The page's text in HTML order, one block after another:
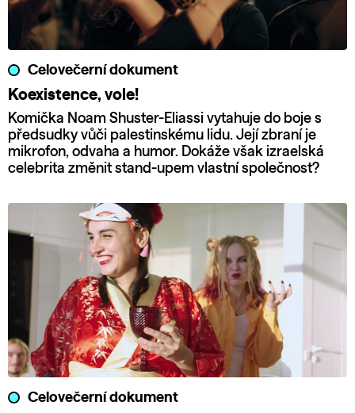
Celovečerní dokument
Koexistence, vole!
Komička Noam Shuster-Eliassi vytahuje do boje s
předsudky vůči palestinskému lidu. Její zbraní je
mikrofon, odvaha a humor. Dokáže však izraelská
celebrita změnit stand-upem vlastní společnost?
Celovečerní dokument